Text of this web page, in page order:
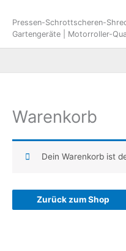
Inhalt
springen
Pressen-Schrottscheren-
Gartengeräte | Motorroller-
Warenkorb
Dein Warenkorb ist
Zurück zum Shop